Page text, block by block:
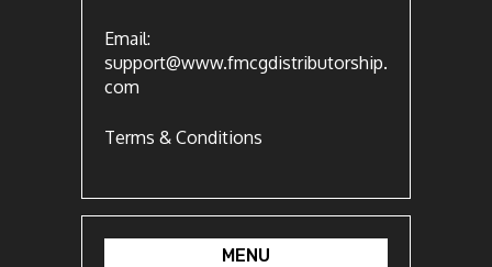
Email:
support@www.fmcgdistributorship.
com
Terms & Conditions
MENU